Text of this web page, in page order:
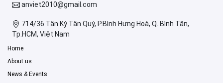
anviet2010@gmail.com
714/36 Tân Kỳ Tân Quý, P.Bình Hưng Hoà, Q. Bình Tân,
Tp.HCM, Việt Nam
Home
About us
News & Events